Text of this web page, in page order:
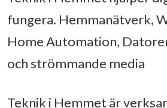
fungera. Hemmanätverk,
Home Automation,
och strömmande media
Teknik i Hemmet är